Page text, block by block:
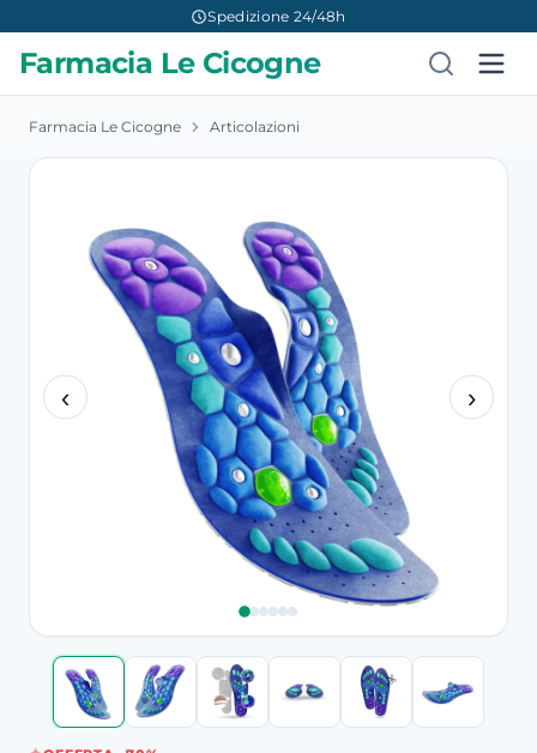
Spedizione 24/48h
Farmacia Le Cicogne
Farmacia Le Cicogne Articolazioni
‹ ›